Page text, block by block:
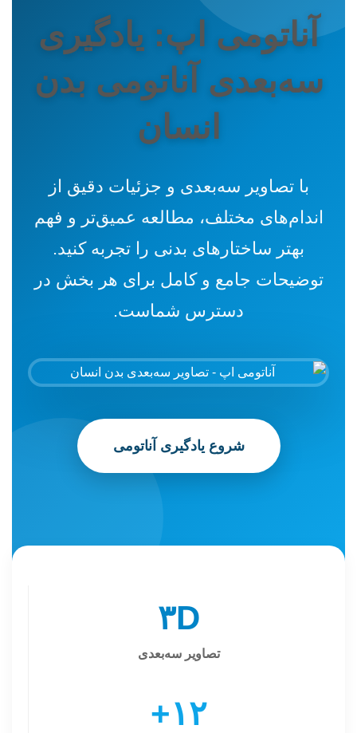
آناتومی‌ اپ: یادگیری
سه‌بعدی آناتومی بدن
انسان
با تصاویر سه‌بعدی و جزئیات دقیق از
اندام‌های مختلف، مطالعه عمیق‌تر و فهم
بهتر ساختارهای بدنی را تجربه کنید.
توضیحات جامع و کامل برای هر بخش در
دسترس شماست.
شروع یادگیری آناتومی
۳D
تصاویر سه‌بعدی
۱۲+